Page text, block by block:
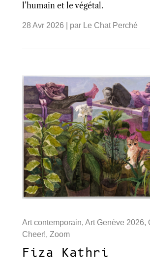
l’humain et le végétal.
28 Avr 2026 | par Le Chat Perché
Art contemporain, Art Genève 2026,
Cheer!, Zoom
Fiza Kathri